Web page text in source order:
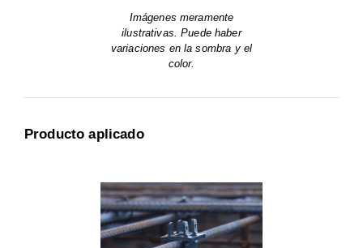
Imágenes meramente
ilustrativas. Puede haber
variaciones en la sombra y el
color.
Producto aplicado